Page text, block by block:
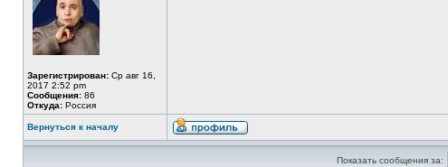
Зарегистрирован: Ср авг 16,
2017 2:52 pm
Сообщения: 86
Откуда: Россия
Вернуться к началу
Показать сообщения за: